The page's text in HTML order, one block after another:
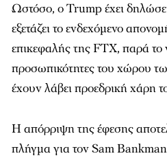
Ωστόσο, ο Trump έχει
εξετάζει το ενδεχόμενο
επικεφαλής της FTX, παρά το
προσωπικότητες του χώρου
έχουν λάβει προεδρική χάρη
Η απόρριψη της έφεσης
πλήγμα για τον Sam